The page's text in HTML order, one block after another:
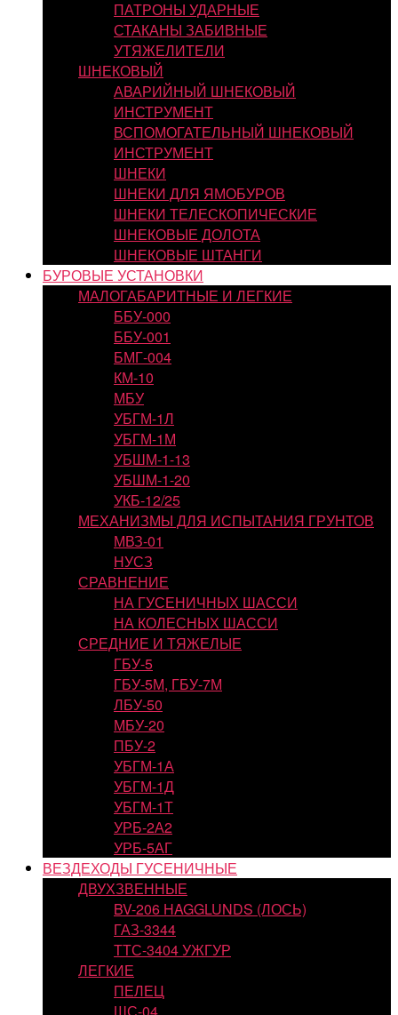
ПАТРОНЫ УДАРНЫЕ
СТАКАНЫ ЗАБИВНЫЕ
УТЯЖЕЛИТЕЛИ
ШНЕКОВЫЙ
АВАРИЙНЫЙ ШНЕКОВЫЙ
ИНСТРУМЕНТ
ВСПОМОГАТЕЛЬНЫЙ ШНЕКОВЫЙ
ИНСТРУМЕНТ
ШНЕКИ
ШНЕКИ ДЛЯ ЯМОБУРОВ
ШНЕКИ ТЕЛЕСКОПИЧЕСКИЕ
ШНЕКОВЫЕ ДОЛОТА
ШНЕКОВЫЕ ШТАНГИ
БУРОВЫЕ УСТАНОВКИ
МАЛОГАБАРИТНЫЕ И ЛЕГКИЕ
ББУ-000
ББУ-001
БМГ-004
КМ-10
МБУ
УБГМ-1Л
УБГМ-1М
УБШМ-1-13
УБШМ-1-20
УКБ-12/25
МЕХАНИЗМЫ ДЛЯ ИСПЫТАНИЯ ГРУНТОВ
МВЗ-01
НУСЗ
СРАВНЕНИЕ
НА ГУСЕНИЧНЫХ ШАССИ
НА КОЛЕСНЫХ ШАССИ
СРЕДНИЕ И ТЯЖЕЛЫЕ
ГБУ-5
ГБУ-5М, ГБУ-7М
ЛБУ-50
МБУ-20
ПБУ-2
УБГМ-1А
УБГМ-1Д
УБГМ-1Т
УРБ-2А2
УРБ-5АГ
ВЕЗДЕХОДЫ ГУСЕНИЧНЫЕ
ДВУХЗВЕННЫЕ
BV-206 HAGGLUNDS (ЛОСЬ)
ГАЗ-3344
ТТС-3404 УЖГУР
ЛЕГКИЕ
ПЕЛЕЦ